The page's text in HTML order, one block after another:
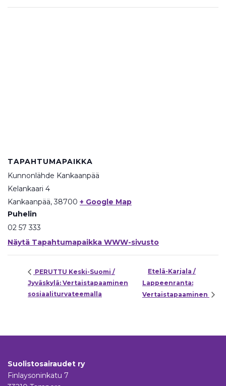
TAPAHTUMAPAIKKA
Kunnonlähde Kankaanpää
Kelankaari 4
Kankaanpää, 38700 + Google Map
Puhelin
02 57 333
Näytä Tapahtumapaikka WWW-sivusto
PERUTTU Keski-Suomi /
Jyväskylä: Vertaistapaaminen
sosiaaliturvateemalla
Etelä-Karjala /
Lappeenranta:
Vertaistapaaminen
Suolistosairaudet ry
Finlaysoninkatu 7